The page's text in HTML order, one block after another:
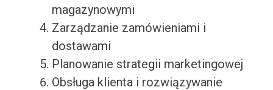
magazynowymi
Zarządzanie zamówieniami i
dostawami
Planowanie strategii marketingowej
Obsługa klienta i rozwiązywanie